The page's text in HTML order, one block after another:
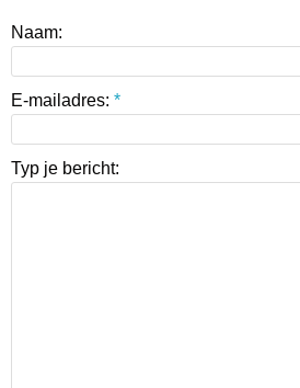
Naam:
E-mailadres: *
Typ je bericht: